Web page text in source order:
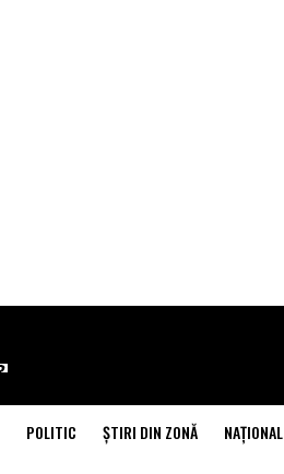
POLITIC ŞTIRI DIN ZONĂ NAŢIONAL